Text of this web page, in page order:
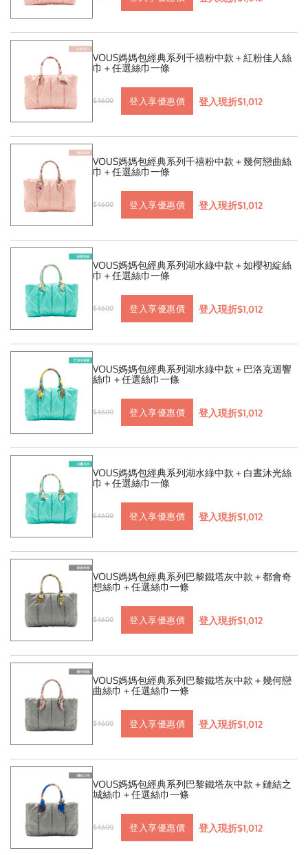
VOUS媽媽包經典系列千禧粉中款＋紅粉佳人絲
巾＋任選絲巾一條
$4600 登入享優惠價 登入現折$1,012
VOUS媽媽包經典系列千禧粉中款＋幾何戀曲絲
巾＋任選絲巾一條
$4600 登入享優惠價 登入現折$1,012
VOUS媽媽包經典系列湖水綠中款＋如櫻初綻絲
巾＋任選絲巾一條
$4600 登入享優惠價 登入現折$1,012
VOUS媽媽包經典系列湖水綠中款＋巴洛克迴響
絲巾＋任選絲巾一條
$4600 登入享優惠價 登入現折$1,012
VOUS媽媽包經典系列湖水綠中款＋白晝沐光絲
巾＋任選絲巾一條
$4600 登入享優惠價 登入現折$1,012
VOUS媽媽包經典系列巴黎鐵塔灰中款＋都會奇
想絲巾＋任選絲巾一條
$4600 登入享優惠價 登入現折$1,012
VOUS媽媽包經典系列巴黎鐵塔灰中款＋幾何戀
曲絲巾＋任選絲巾一條
$4600 登入享優惠價 登入現折$1,012
VOUS媽媽包經典系列巴黎鐵塔灰中款＋鏈結之
城絲巾＋任選絲巾一條
$4600 登入享優惠價 登入現折$1,012